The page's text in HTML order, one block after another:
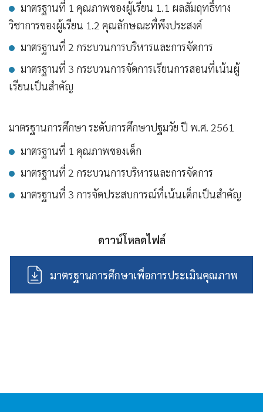
มาตรฐานที่ 1 คุณภาพของผู้เรียน 1.1 ผลสัมฤทธิ์ทาง
วิชาการของผู้เรียน 1.2 คุณลักษณะที่พึงประสงค์
มาตรฐานที่ 2 กระบวนการบริหารและการจัดการ
มาตรฐานที่ 3 กระบวนการจัดการเรียนการสอนที่เน้นผู้
เรียนเป็นสำคัญ
มาตรฐานการศึกษา ระดับการศึกษาปฐมวัย ปี พ.ศ. 2561
มาตรฐานที่ 1 คุณภาพของเด็ก
มาตรฐานที่ 2 กระบวนการบริหารและการจัดการ
มาตรฐานที่ 3 การจัดประสบการณ์ที่เน้นเด็กเป็นสำคัญ
ดาวน์โหลดไฟล์
มาตรฐานการศึกษาเพื่อการประเมินคุณภาพ